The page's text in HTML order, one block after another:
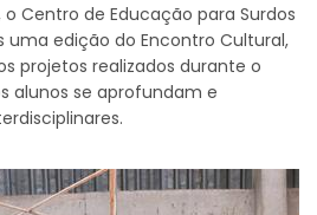
Centro de Educação para Surdos
uma edição do Encontro Cultural,
projetos realizados durante o
alunos se aprofundam e